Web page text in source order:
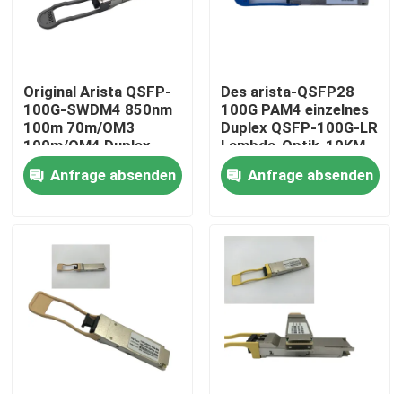
Qualitätskontrolle
Treten Sie mit uns in Verbindung
Nvidia KI-Produkte
400G/800G optisches Modul
Original Arista QSFP-
100G-SWDM4 850nm
100m 70m/OM3
100m/OM4 Duplex-
MMF-Empfänger
Anfrage absenden
Des arista-QSFP28
100G PAM4 einzelnes
Duplex QSFP-100G-LR
Lambda-Optik-10KM
SMF LC
Anfrage absenden